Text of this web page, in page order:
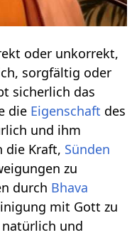
oder unkorrekt,
sorgfältig oder
sicherlich das
die Eigenschaft des
und ihm
die Kraft, Sünden
zu
durch Bhava
mit Gott zu
und